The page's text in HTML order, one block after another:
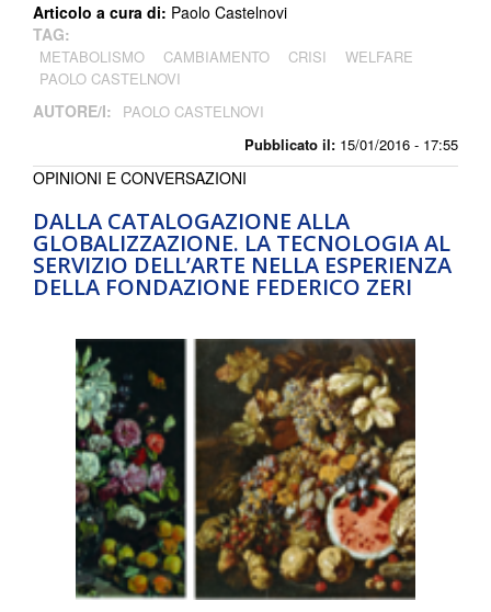
Pubblicato il: 15/01/2016 - 17:55
Articolo a cura di: Paolo Castelnovi
TAG:
METABOLISMO CAMBIAMENTO CRISI
WELFARE
PAOLO CASTELNOVI
AUTORE/I: PAOLO CASTELNOVI
DALLA CATALOGAZIONE ALLA
GLOBALIZZAZIONE. LA TECNOLOGIA AL
SERVIZIO DELL’ARTE NELLA ESPERIENZA
DELLA FONDAZIONE FEDERICO ZERI
OPINIONI E CONVERSAZIONI